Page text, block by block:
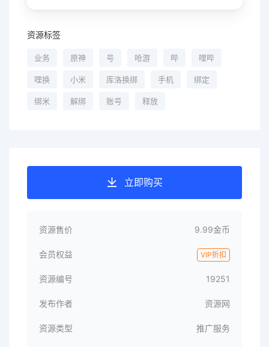
资源标签
业务 原神 号 哈游 哔 哩哔
哩换 小米 库洛换绑 手机 绑定
绑米 解绑 账号 释放
立即购买
资源售价 9.99金币
会员权益 VIP折扣
资源编号 19251
发布作者 资源网
资源类型 推广服务